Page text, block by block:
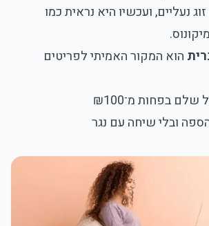
נעליים, ועכשיו היא נראית כמו
הוא המקור האמיתי לפריטים
בפחות מ־₪100
ובלי שיחה עם נגר